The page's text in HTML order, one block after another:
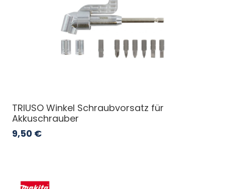
TRIUSO Winkel Schraubvorsatz für
Akkuschrauber
9,50 €